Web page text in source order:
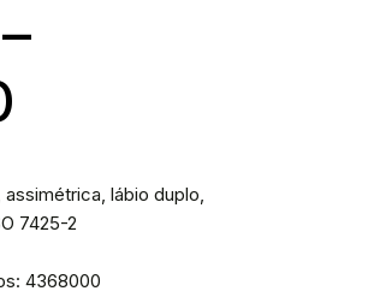
lábio duplo,
7425-2
4368000